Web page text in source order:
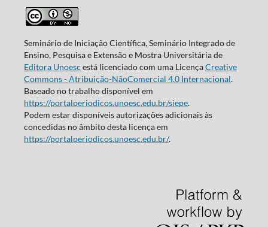
Seminário de Iniciação Científica, Seminário Integrado de
Ensino, Pesquisa e Extensão e Mostra Universitária de
Editora Unoesc está licenciado com uma LicençaCreative
Commons - Atribuição-NãoComercial 4.0 Internacional.
Baseado no trabalho disponível em
https://portalperiodicos.unoesc.edu.br/siepe.
Podem estar disponíveis autorizações adicionais às
concedidas no âmbito desta licença em
https://portalperiodicos.unoesc.edu.br/.